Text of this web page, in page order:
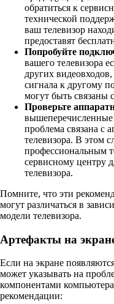
обратиться к
технической
ваш телевизор
предоставят
Попробуйте
вашего телевизора
других
сигнала к другому
могут быть связаны
Проверьте
проблема связана с
телевизора. В этом
профессиональным
сервисному центру
телевизора.
Помните, что эти
могут различаться в
модели телевизора.
Артефакты на
Если на экране
может указывать на
компонентами
рекомендации: